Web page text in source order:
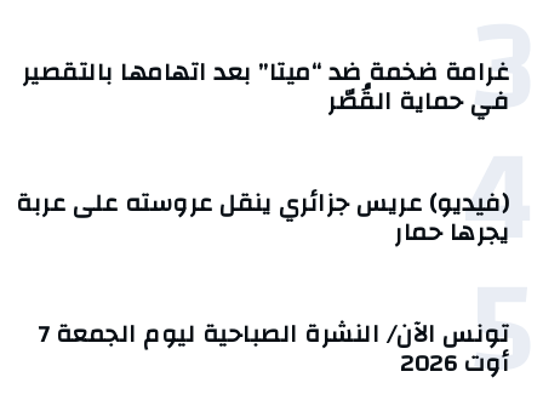
3
غرامة ضخمة ضد “ميتا” بعد اتهامها بالتقصير
في حماية القُصّر
4
(فيديو) عريس جزائري ينقل عروسته على عربة
يجرها حمار
5 تونس الآن/ النشرة الصباحية ليوم الجمعة 7
أوت 2026